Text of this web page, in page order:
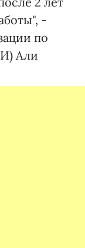
-
по
Али